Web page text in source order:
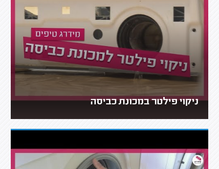
ניקוי פילטר במכונת כביסה